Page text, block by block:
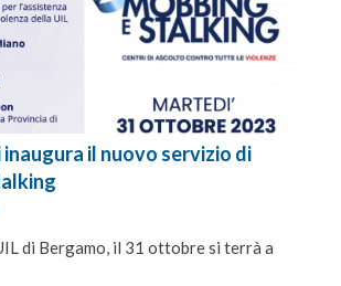
inaugura il nuovo servizio di
di Bergamo, il 31 ottobre si terrà a